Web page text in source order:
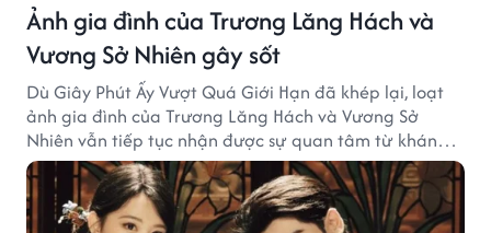
Ảnh gia đình của Trương Lăng Hách và
Vương Sở Nhiên gây sốt
Dù Giây Phút Ấy Vượt Quá Giới Hạn đã khép lại, loạt
ảnh gia đình của Trương Lăng Hách và Vương Sở
Nhiên vẫn tiếp tục nhận được sự quan tâm từ khán
giả.